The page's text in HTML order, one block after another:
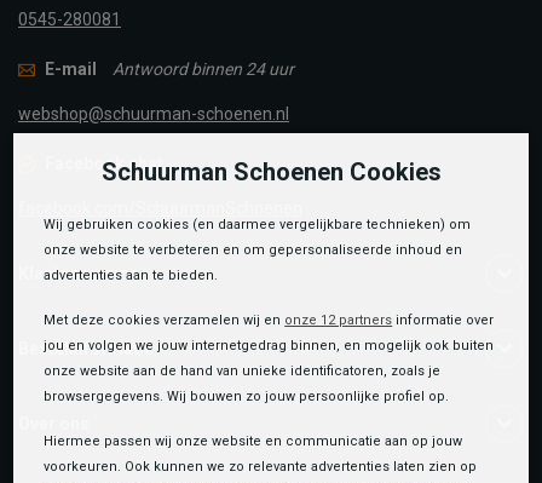
0545-280081
E-mail Antwoord binnen 24 uur
webshop@schuurman-schoenen.nl
Facebook chat
Klantenservice
Bestelinformatie
Schuurman Schoenen Cookies
Wij gebruiken cookies (en daarmee vergelijkbare technieken) om
onze website te verbeteren en om gepersonaliseerde inhoud en
advertenties aan te bieden.
Met deze cookies verzamelen wij en onze 12 partners informatie over
jou en volgen we jouw internetgedrag binnen, en mogelijk ook buiten
onze website aan de hand van unieke identificatoren, zoals je
browsergegevens. Wij bouwen zo jouw persoonlijke profiel op.
Hiermee passen wij onze website en communicatie aan op jouw
voorkeuren. Ook kunnen we zo relevante advertenties laten zien op